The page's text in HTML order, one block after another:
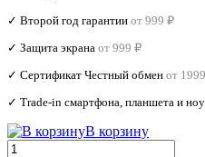
✓ Второй год гарантии от 999 ₽
✓ Защита экрана от 999 ₽
✓ Сертификат Честный обмен от
✓ Trade‑in смартфона, планшета и
В корзину